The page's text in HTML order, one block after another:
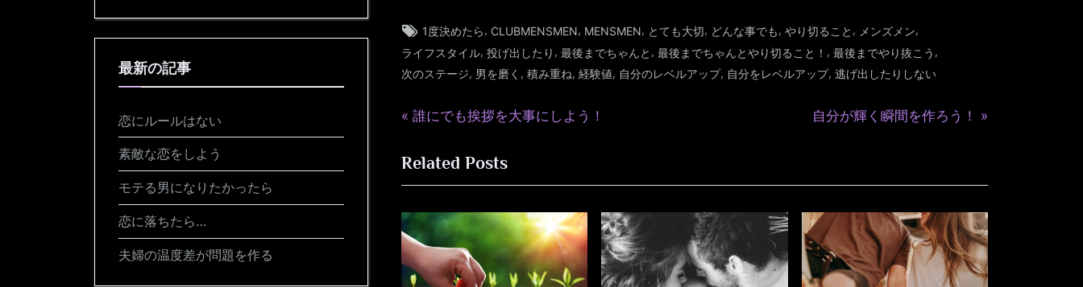
Tags:
1度決めたら, CLUBMENSMEN, MENSMEN, とても大切, どんな事でも, やり切ること , メンズメン,
ライフスタイル, 投げ出したり , 最後までちゃんと , 最後までちゃんとやり切ること！ , 最後までやり抜こう ,
次のステージ, 男を磨く , 積み重ね, 経験値, 自分のレベルアップ, 自分をレベルアップ, 逃げ出したりしない
投
稿
ナ
ビ
ゲ
P
e
v
o
u
s
誰にでも挨拶を大事にしよう！
N
t
o
s
t
自分が輝く瞬間を作ろう！
Related Posts
最新の記事
恋にルールはない
素敵な恋をしよう
モテる男になりたかったら
恋に落ちたら…
夫婦の温度差が問題を作る